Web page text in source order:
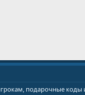
подарочные коды